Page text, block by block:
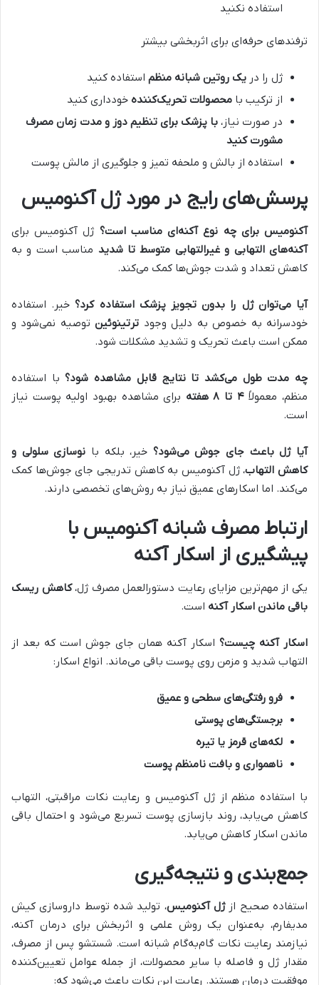
استفاده نکنید
ترفندهای حرفه‌ای برای اثربخشی بیشتر
ژل را در یک روتین شبانه منظم استفاده کنید
از ترکیب با محصولات تحریک‌کننده خودداری کنید
در صورت نیاز، با پزشک برای تنظیم دوز و مدت زمان مصرف
مشورت کنید
استفاده از بالش و ملحفه تمیز و جلوگیری از مالش پوست
پرسش‌های رایج در مورد ژل آکنومیس
آکنومیس برای چه نوع آکنه‌ای مناسب است؟ ژل آکنومیس برای
آکنه‌های التهابی و غیرالتهابی متوسط تا شدید مناسب است و به
کاهش تعداد و شدت جوش‌ها کمک می‌کند.
آیا می‌توان ژل را بدون تجویز پزشک استفاده کرد؟خیر. استفاده
خودسرانه به خصوص به دلیل وجود ترتینوئینتوصیه نمی‌شود و
ممکن است باعث تحریک و تشدید مشکلات شود.
چه مدت طول می‌کشد تا نتایج قابل مشاهده شود؟با استفاده
منظم، معمولاً۴ تا ۸هفته برای مشاهده بهبود اولیه پوست نیاز
است.
آیا ژل باعث جای جوش می‌شود؟ خیر، بلکه با نوسازی سلولی و
کاهش التهاب، ژل آکنومیس به کاهش تدریجی جای جوش‌ها کمک
می‌کند. اما اسکارهای عمیق نیاز به روش‌های تخصصی دارند.
ارتباط مصرف شبانه آکنومیس با
پیشگیری از اسکار آکنه
یکی از مهم‌ترین مزایای رعایت دستورالعمل مصرف ژل،کاهش ریسک
باقی ماندن اسکار آکنه است.
اسکار آکنه چیست؟ اسکار آکنه همان جای جوش است که بعد از
التهاب شدید و مزمن روی پوست باقی می‌ماند. انواع اسکار:
فرو رفتگی‌های سطحی و عمیق
برجستگی‌های پوستی
لکه‌های قرمز یا تیره
ناهمواری و بافت نامنظم پوست
با استفاده منظم از ژل آکنومیس و رعایت نکات مراقبتی، التهاب
کاهش می‌یابد، روند بازسازی پوست تسریع می‌شود و احتمال باقی
ماندن اسکار کاهش می‌یابد.
جمع‌بندی و نتیجه‌گیری
استفاده صحیح ازژل آکنومیس، تولید شده توسط داروسازی کیش
مدیفارم، به‌عنوان یک روش علمی و اثربخش برای درمان آکنه،
نیازمند رعایت نکات گام‌به‌گام شبانه است. شستشو پس از مصرف،
مقدار ژل و فاصله با سایر محصولات، از جمله عوامل تعیین‌کننده
موفقیت درمان هستند. رعایت این نکات باعث می‌شود که: